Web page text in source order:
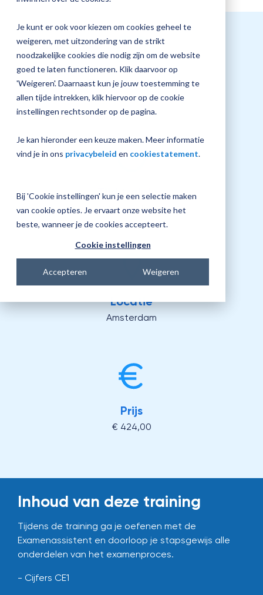
Je kunt er ook voor kiezen om cookies geheel te
weigeren, met uitzondering van de strikt
noodzakelijke cookies die nodig zijn om de website
goed te laten functioneren. Klik daarvoor op
'Weigeren'. Daarnaast kun je jouw toestemming te
allen tijde intrekken, klik hiervoor op de cookie
instellingen rechtsonder op de pagina.
Je kan hieronder een keuze maken. Meer informatie
vind je in ons privacybeleid en cookiestatement.
Bij 'Cookie instellingen' kun je een selectie maken
van cookie opties. Je ervaart onze website het
beste, wanneer je de cookies accepteert.
Cookie instellingen
Accepteren Weigeren
Datum training
28 mei 2026
Tijd training
09:15 - 12:15 uur
Locatie
Amsterdam
Prijs
€ 424,00
Inhoud van deze training
Tijdens de training ga je oefenen met de
Examenassistent en doorloop je stapsgewijs alle
onderdelen van het examenproces.
- Cijfers CE1